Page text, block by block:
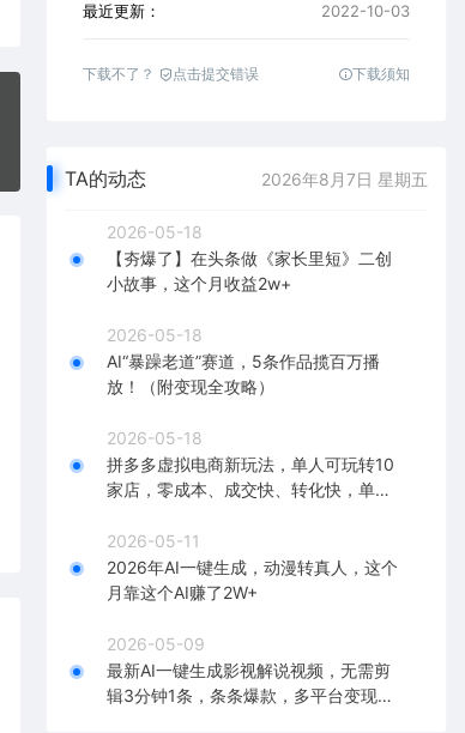
最近更新： 2022-10-03
下载不了？ 点击提交错误 下载须知
TA的动态 2026年8月7日 星期五
2026-05-18
【夯爆了】在头条做《家长里短》二创
小故事，这个月收益2w+
2026-05-18
AI“暴躁老道”赛道，5条作品揽百万播
放！（附变现全攻略）
2026-05-18
拼多多虚拟电商新玩法，单人可玩转10
家店，零成本、成交快、转化快，单店
2026-05-11
2026年AI一键生成，动漫转真人，这个
月靠这个AI赚了2W+
2026-05-09
最新AI一键生成影视解说视频，无需剪
辑3分钟1条，条条爆款，多平台变现日